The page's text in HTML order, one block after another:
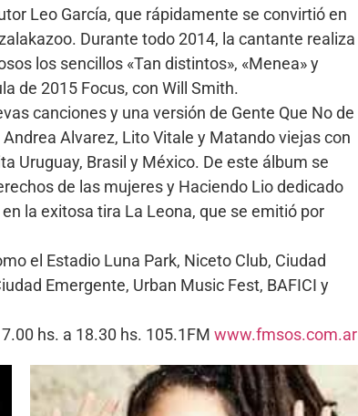
Leo García, que rápidamente se convirtió en
Durante todo 2014, la cantante realiza
los sencillos «Tan distintos», «Menea» y
de 2015 Focus, con Will Smith.
canciones y una versión de Gente Que No de
Alvarez, Lito Vitale y Matando viejas con
Uruguay, Brasil y México. De este álbum se
de las mujeres y Haciendo Lio dedicado
la exitosa tira La Leona, que se emitió por
el Estadio Luna Park, Niceto Club, Ciudad
Emergente, Urban Music Fest, BAFICI y
hs. a 18.30 hs. 105.1FM www.fmsos.com.ar